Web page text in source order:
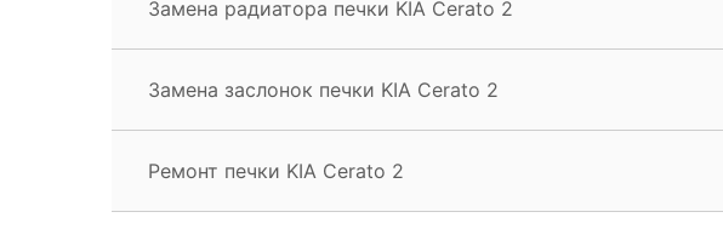
Замена радиатора печки KIA Cerato 2
Замена заслонок печки KIA Cerato 2
Ремонт печки KIA Cerato 2